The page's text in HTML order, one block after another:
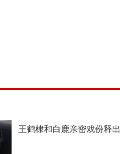
王鹤棣和白鹿亲密戏份释出